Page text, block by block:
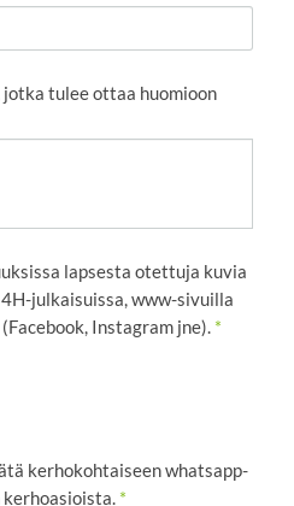
tulee ottaa huomioon
lapsesta otettuja kuvia
julkaisuissa, www-sivuilla
Instagram jne).*
kerhokohtaiseen whatsapp-
*